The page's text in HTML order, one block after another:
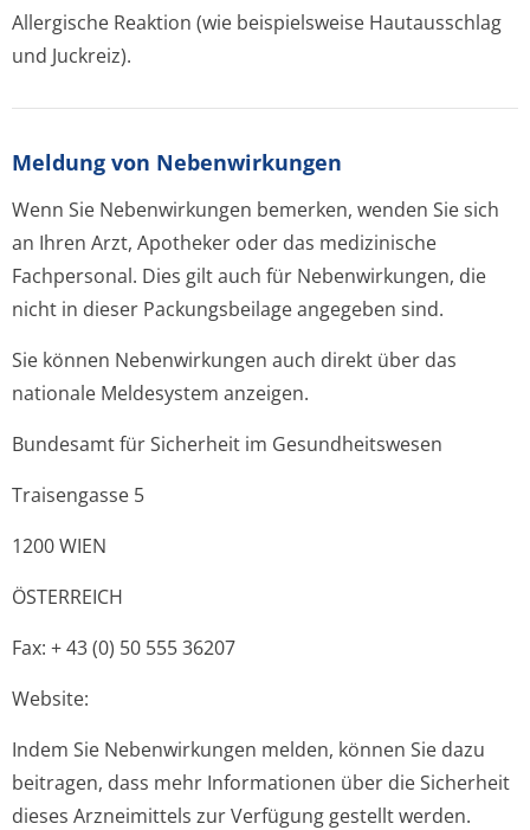
Allergische Reaktion (wie beispielsweise Hautausschlag
und Juckreiz).
Meldung von Nebenwirkungen
Wenn Sie Nebenwirkungen bemerken, wenden Sie sich
an Ihren Arzt, Apotheker oder das medizinische
Fachpersonal. Dies gilt auch für Nebenwirkungen, die
nicht in dieser Packungsbeilage angegeben sind.
Sie können Nebenwirkungen auch direkt über das
nationale Meldesystem anzeigen.
Bundesamt für Sicherheit im Gesundheitswesen
Traisengasse 5
1200 WIEN
ÖSTERREICH
Fax: + 43 (0) 50 555 36207
Website:
Indem Sie Nebenwirkungen melden, können Sie dazu
beitragen, dass mehr Informationen über die Sicherheit
dieses Arzneimittels zur Verfügung gestellt werden.